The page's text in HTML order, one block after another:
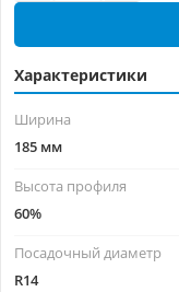
Характеристики
Ширина
185 мм
Высота профиля
60%
Посадочный диаметр
R14